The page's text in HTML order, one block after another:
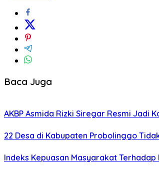
Baca Juga
AKBP Asmida Rizki Siregar Resmi Jadi
22 Desa di Kabupaten Probolinggo
Indeks Kepuasan Masyarakat Terhadap